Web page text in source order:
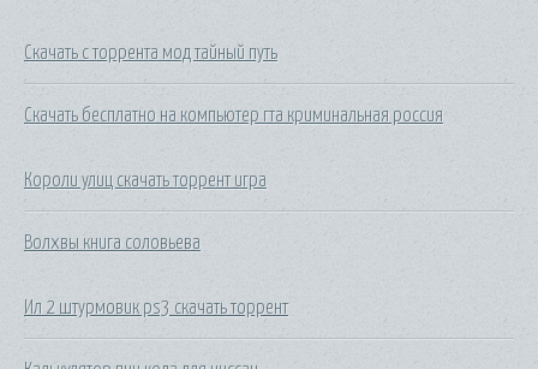
Скачать с торрента мод тайный путь
Скачать бесплатно на компьютер гта криминальная россия
Короли улиц скачать торрент игра
Волхвы книга соловьева
Ил 2 штурмовик ps3 скачать торрент